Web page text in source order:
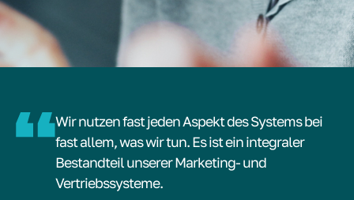
Wir nutzen fast jeden Aspekt des Systems bei
fast allem, was wir tun. Es ist ein integraler
Bestandteil unserer Marketing- und
Vertriebssysteme.